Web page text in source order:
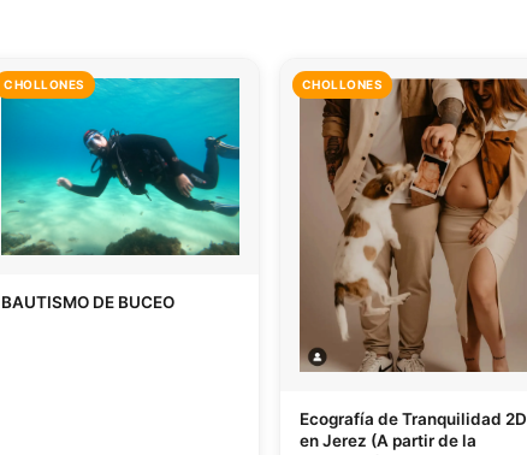
CHOLLONES
BAUTISMO DE BUCEO
CHOLLONES
Ecografía de Tranquilidad 2D
en Jerez (A partir de la